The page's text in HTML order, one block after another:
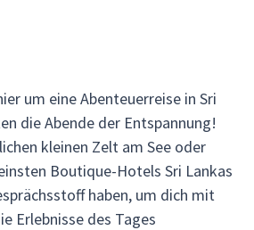
um eine Abenteuerreise in Sri
die Abende der Entspannung!
kleinen Zelt am See oder
Boutique-Hotels Sri Lankas
haben, um dich mit
Erlebnisse des Tages